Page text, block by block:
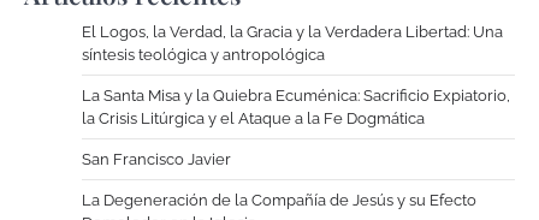
El Logos, la Verdad, la Gracia y la Verdadera Libertad: Una
síntesis teológica y antropológica
La Santa Misa y la Quiebra Ecuménica: Sacrificio Expiatorio,
la Crisis Litúrgica y el Ataque a la Fe Dogmática
San Francisco Javier
La Degeneración de la Compañía de Jesús y su Efecto